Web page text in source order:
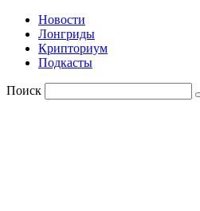
Новости
Лонгриды
Крипториум
Подкасты
Поиск